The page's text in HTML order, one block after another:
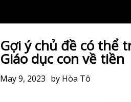
Gợi ý chủ đề có thể
Giáo dục con về tiền
May 9, 2023 by Hòa Tô